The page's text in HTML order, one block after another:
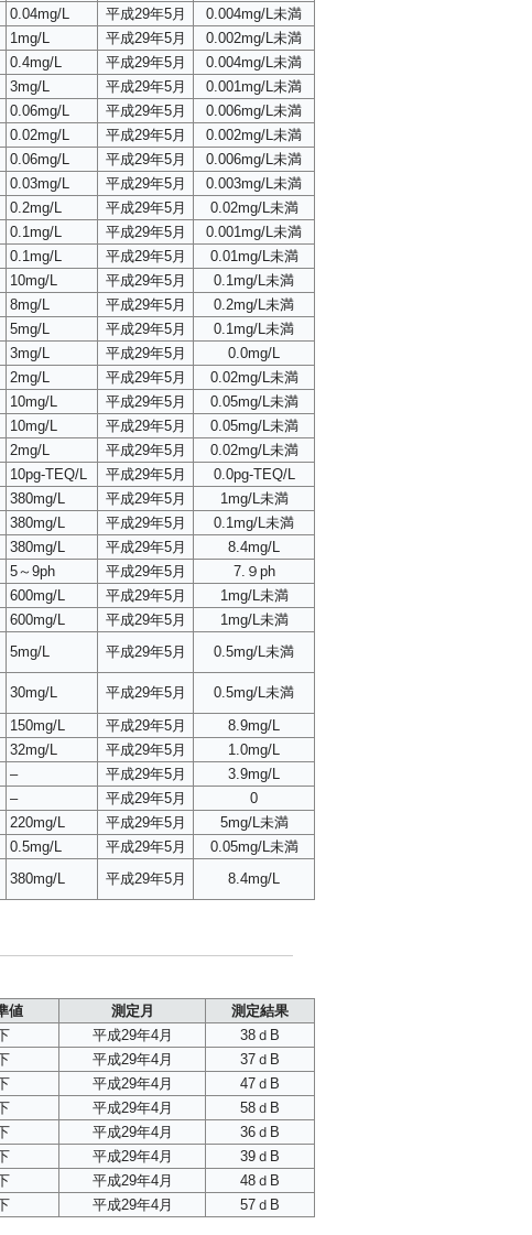
0.04mg/L 平成29年5月
0.004mg/L未満
1mg/L 平成29年5月
0.002mg/L未満
0.4mg/L 平成29年5月
0.004mg/L未満
3mg/L 平成29年5月
0.001mg/L未満
0.06mg/L 平成29年5月
0.006mg/L未満
0.02mg/L 平成29年5月
0.002mg/L未満
0.06mg/L 平成29年5月
0.006mg/L未満
0.03mg/L 平成29年5月
0.003mg/L未満
0.2mg/L 平成29年5月
0.02mg/L未満
0.1mg/L 平成29年5月
0.001mg/L未満
0.1mg/L 平成29年5月
0.01mg/L未満
10mg/L 平成29年5月
0.1mg/L未満
8mg/L 平成29年5月
0.2mg/L未満
5mg/L 平成29年5月
0.1mg/L未満
3mg/L 平成29年5月
0.0mg/L
2mg/L 平成29年5月
0.02mg/L未満
10mg/L 平成29年5月
0.05mg/L未満
10mg/L 平成29年5月
0.05mg/L未満
2mg/L 平成29年5月
0.02mg/L未満
10pg-TEQ/L 平成29年5月
0.0pg-TEQ/L
380mg/L 平成29年5月
1mg/L未満
380mg/L 平成29年5月
0.1mg/L未満
380mg/L 平成29年5月
8.4mg/L
5～9ph 平成29年5月
7.９ph
600mg/L 平成29年5月
1mg/L未満
600mg/L 平成29年5月
1mg/L未満
5mg/L 平成29年5月
0.5mg/L未満
30mg/L 平成29年5月
0.5mg/L未満
150mg/L 平成29年5月
8.9mg/L
32mg/L 平成29年5月
1.0mg/L
– 平成29年5月
3.9mg/L
– 平成29年5月
0
220mg/L 平成29年5月
5mg/L未満
0.5mg/L 平成29年5月
0.05mg/L未満
380mg/L 平成29年5月 8.4mg/L
値 測定月 測定結果
平成29年4月
38ｄB
平成29年4月
37ｄB
平成29年4月
47ｄB
平成29年4月
58ｄB
平成29年4月
36ｄB
平成29年4月
39ｄB
平成29年4月
48ｄB
平成29年4月 57ｄB